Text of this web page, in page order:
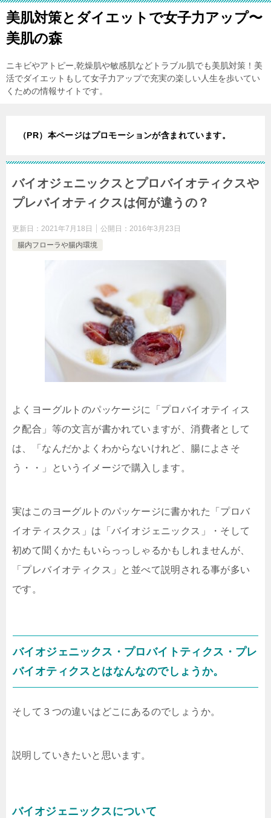
美肌対策とダイエットで女子力アップ〜
美肌の森
ニキビやアトピー,乾燥肌や敏感肌などトラブル肌でも美肌対策！美
活でダイエットもして女子力アップで充実の楽しい人生を歩いてい
くための情報サイトです。
（PR）本ページはプロモーションが含まれています。
バイオジェニックスとプロバイオティクスや
プレバイオティクスは何が違うの？
更新日： 2021年7月18日 公開日： 2016年3月23日
腸内フローラや腸内環境
よくヨーグルトのパッケージに「プロバイオテイィス
ク配合」等の文言が書かれていますが、消費者として
は、「なんだかよくわからないけれど、腸によさそ
う・・」というイメージで購入します。
実はこのヨーグルトのパッケージに書かれた「プロバ
イオティスクス」は 「バイオジェニックス」・そして
初めて聞くかたもいらっっしゃるかもしれませんが、
「プレバイオティクス」と並べて説明される事が多い
です。
バイオジェニックス・プロバイトティクス・プレ
バイオティクスとはなんなのでしょうか。
そして３つの違いはどこにあるのでしょうか。
説明していきたいと思います。
バイオジェニックスについて